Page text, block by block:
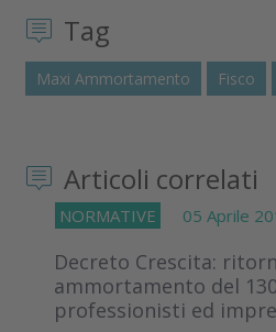
Tag
Maxi Ammortamento Fisco
Articoli correlati
NORMATIVE 05 Aprile
Decreto Crescita:
ammortamento del
professionisti ed